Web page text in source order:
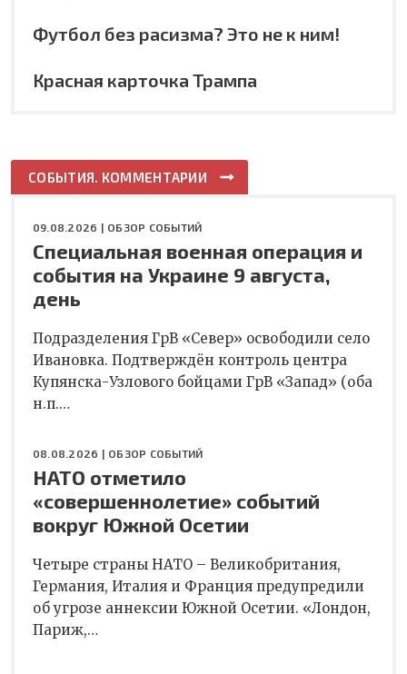
Футбол без расизма? Это не к ним!
Красная карточка Трампа
СОБЫТИЯ. КОММЕНТАРИИ
09.08.2026 | ОБЗОР СОБЫТИЙ
Специальная военная операция и
события на Украине 9 августа,
день
Подразделения ГрВ «Север» освободили село
Ивановка. Подтверждён контроль центра
Купянска-Узлового бойцами ГрВ «Запад» (оба
н.п.…
08.08.2026 | ОБЗОР СОБЫТИЙ
НАТО отметило
«совершеннолетие» событий
вокруг Южной Осетии
Четыре страны НАТО – Великобритания,
Германия, Италия и Франция предупредили
об угрозе аннексии Южной Осетии. «Лондон,
Париж,…